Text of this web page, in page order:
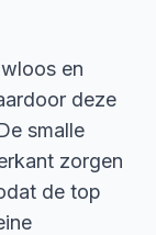
en
deze
smalle
zorgen
de top